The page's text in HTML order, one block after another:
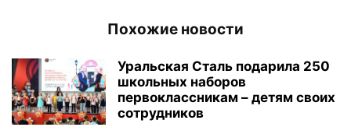
Похожие новости
Уральская Сталь подарила 250
школьных наборов
первоклассникам – детям своих
сотрудников